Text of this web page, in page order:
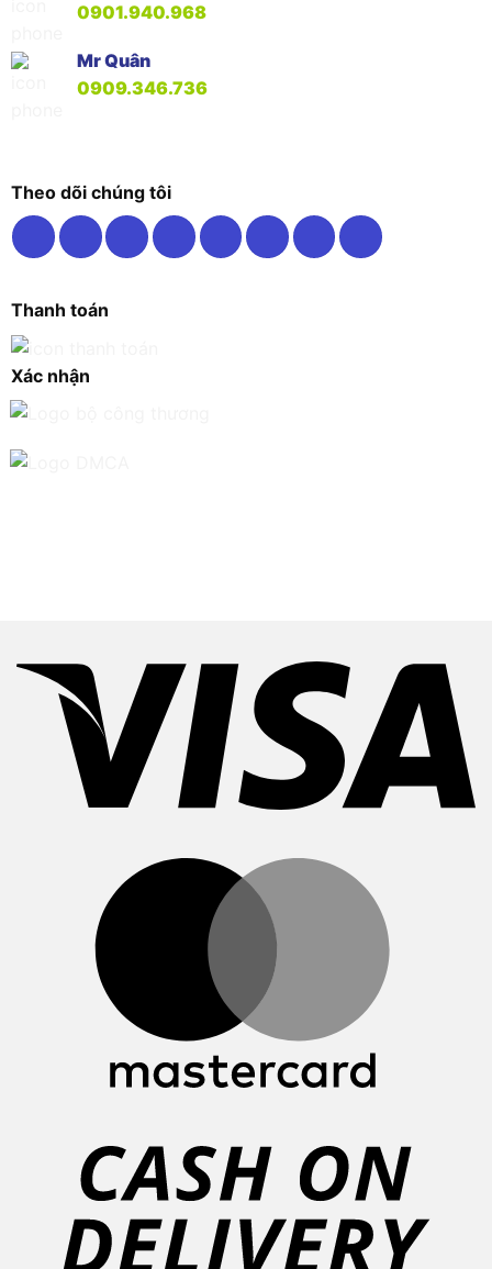
0901.940.968
Mr Quân
0909.346.736
Theo dõi chúng tôi
Thanh toán
Xác nhận